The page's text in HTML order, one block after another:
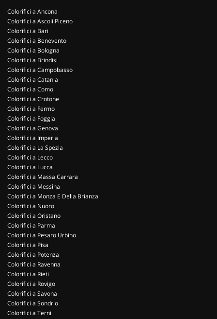
Colorifici a Ancona
Colorifici a Ascoli Piceno
Colorifici a Bari
Colorifici a Benevento
Colorifici a Bologna
Colorifici a Brindisi
Colorifici a Campobasso
Colorifici a Catania
Colorifici a Como
Colorifici a Crotone
Colorifici a Fermo
Colorifici a Foggia
Colorifici a Genova
Colorifici a Imperia
Colorifici a La Spezia
Colorifici a Lecco
Colorifici a Lucca
Colorifici a Massa Carrara
Colorifici a Messina
Colorifici a Monza E Della Brianza
Colorifici a Nuoro
Colorifici a Oristano
Colorifici a Parma
Colorifici a Pesaro Urbino
Colorifici a Pisa
Colorifici a Potenza
Colorifici a Ravenna
Colorifici a Rieti
Colorifici a Rovigo
Colorifici a Savona
Colorifici a Sondrio
Colorifici a Terni